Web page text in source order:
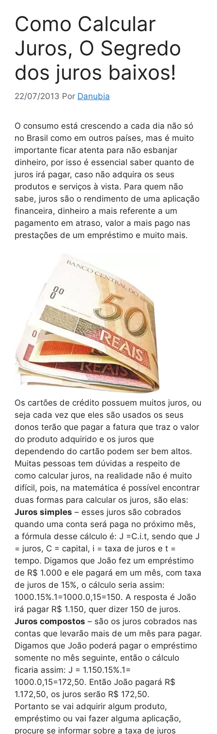
Como Calcular
Juros, O Segredo
dos juros baixos!
22/07/2013 Por Danubia
O consumo está crescendo a cada dia não só
no Brasil como em outros países, mas é muito
importante ficar atenta para não esbanjar
dinheiro, por isso é essencial saber quanto de
juros irá pagar, caso não adquira os seus
produtos e serviços à vista. Para quem não
sabe, juros são o rendimento de uma aplicação
financeira, dinheiro a mais referente a um
pagamento em atraso, valor a mais pago nas
prestações de um empréstimo e muito mais.
Os cartões de crédito possuem muitos juros, ou
seja cada vez que eles são usados os seus
donos terão que pagar a fatura que traz o valor
do produto adquirido e os juros que
dependendo do cartão podem ser bem altos.
Muitas pessoas tem dúvidas a respeito de
como calcular juros, na realidade não é muito
difícil, pois, na matemática é possível encontrar
duas formas para calcular os juros, são elas:
Juros simples – esses juros são cobrados
quando uma conta será paga no próximo mês,
a fórmula desse cálculo é: J =C.i.t, sendo que J
= juros, C = capital, i = taxa de juros e t =
tempo. Digamos que João fez um empréstimo
de R$ 1.000 e ele pagará em um mês, com taxa
de juros de 15%, o cálculo seria assim:
1000.15%.1=1000.0,15=150. A resposta é João
irá pagar R$ 1.150, quer dizer 150 de juros.
Juros compostos – são os juros cobrados nas
contas que levarão mais de um mês para pagar.
Digamos que João poderá pagar o empréstimo
somente no mês seguinte, então o cálculo
ficaria assim: J = 1.150.15%.1=
1000.0,15=172,50. Então João pagará R$
1.172,50, os juros serão R$ 172,50.
Portanto se vai adquirir algum produto,
empréstimo ou vai fazer alguma aplicação,
procure se informar sobre a taxa de juros